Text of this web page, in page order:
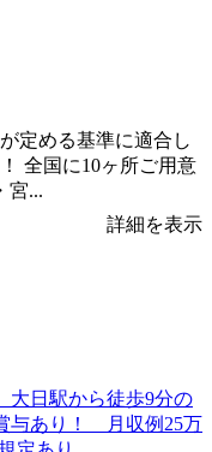
定める基準に適合し
全国に10ヶ所ご用意
宮...
詳細を表示